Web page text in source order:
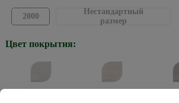
2000
Нестандартный
размер
Цвет покрытия: